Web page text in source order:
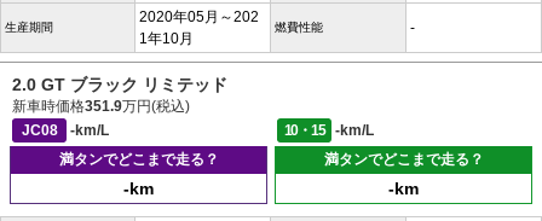
生産期間
2020年05月～202
1年10月
燃費性能 -
2.0 GT ブラック リミテッド
新車時価格351.9万円(税込)
JC08
-km/L 10・15
-km/L
満タンでどこまで走る？
-km
満タンでどこまで走る？
-km